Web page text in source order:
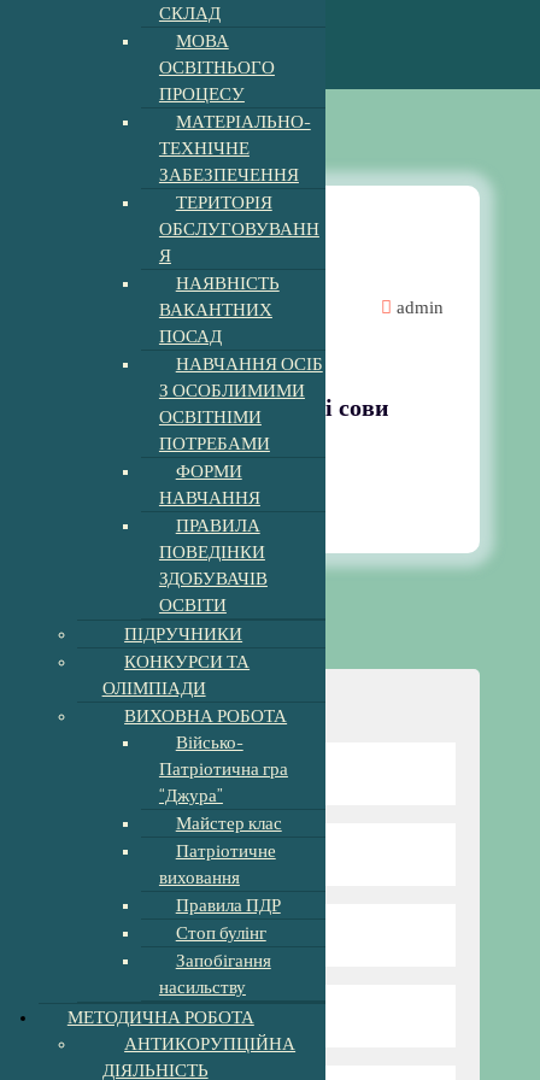
Майстер клас
Новини
admin
Майстер-клас: Мудрі сови
Читати далі
11:55 am 20Жов, 2023
Навігація
Відомості про школу
Директор гімназії
Режим та структура
Наші вчителі
СКЛАД
МОВА
ОСВІТНЬОГО
ПРОЦЕСУ
МАТЕРІАЛЬНО-
ТЕХНІЧНЕ
ЗАБЕЗПЕЧЕННЯ
ТЕРИТОРІЯ
ОБСЛУГОВУВАНН
Я
НАЯВНІСТЬ
ВАКАНТНИХ
ПОСАД
НАВЧАННЯ ОСІБ
З ОСОБЛИМИМИ
ОСВІТНІМИ
ПОТРЕБАМИ
ФОРМИ
НАВЧАННЯ
ПРАВИЛА
ПОВЕДІНКИ
ЗДОБУВАЧІВ
ОСВІТИ
ПІДРУЧНИКИ
КОНКУРСИ ТА
ОЛІМПІАДИ
ВИХОВНА РОБОТА
Військо-
Патріотична гра
“Джура”
Майстер клас
Патріотичне
виховання
Правила ПДР
Стоп булінг
Запобігання
насильству
МЕТОДИЧНА РОБОТА
АНТИКОРУПЦІЙНА
ДІЯЛЬНІСТЬ